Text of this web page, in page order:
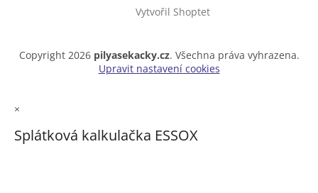
Vytvořil Shoptet
Copyright 2026 pilyasekacky.cz. Všechna práva vyhrazena.
Upravit nastavení cookies
×
Splátková kalkulačka ESSOX